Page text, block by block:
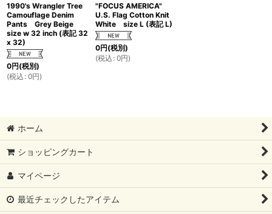
1990's Wrangler Tree
Camouflage Denim
Pants Grey Beige
size w 32 inch (表記 32
x 32)
0円(税別)
(税込 : 0円)
"FOCUS AMERICA"
U.S. Flag Cotton Knit
White size L (表記 L)
0円(税別)
(税込 : 0円)
ホーム
ショッピングカート
マイページ
最近チェックしたアイテム